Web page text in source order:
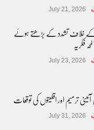
July 21, 2026
کے خلاف تشدد کے بڑھتے ہوئے
فکریہ
July 23, 2026
ترمیم اور اقلیتوں کی توقعات
July 31, 2026